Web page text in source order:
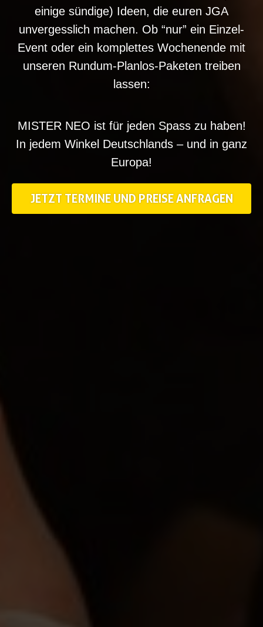
einige sündige) Ideen, die euren JGA
unvergesslich machen. Ob “nur” ein Einzel-
Event oder ein komplettes Wochenende mit
unseren Rundum-Planlos-Paketen treiben
lassen:
MISTER NEO ist für jeden Spass zu haben!
In jedem Winkel Deutschlands – und in ganz
Europa!
JETZT TERMINE UND PREISE ANFRAGEN